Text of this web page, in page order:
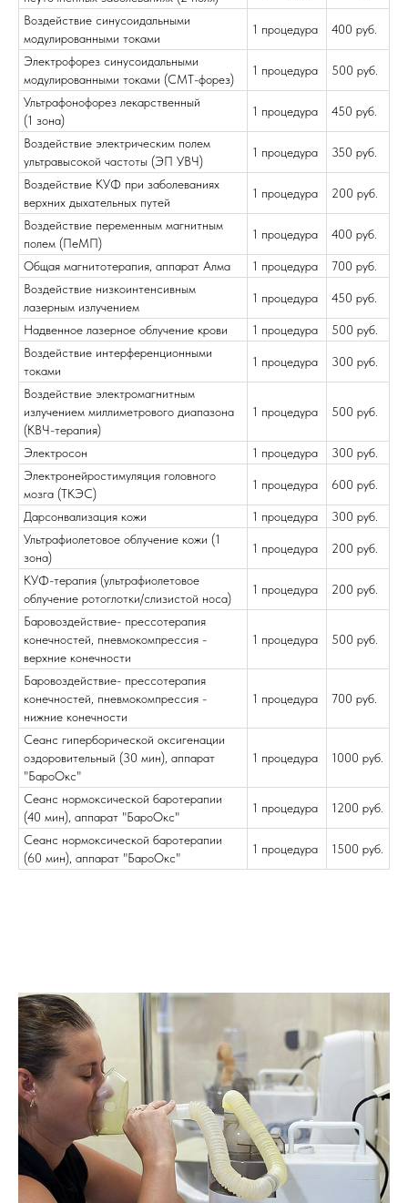
Воздействие синусоидальными
модулированными токами
1 процедура 400 руб.
Электрофорез синусоидальными
модулированными токами (СМТ-форез)
1 процедура 500 руб.
Ультрафонофорез лекарственный
(1 зона)
1 процедура 450 руб.
Воздействие электрическим полем
ультравысокой частоты (ЭП УВЧ)
1 процедура 350 руб.
Воздействие КУФ при заболеваниях
верхних дыхательных путей
1 процедура 200 руб.
Воздействие переменным магнитным
полем (ПеМП)
1 процедура 400 руб.
Общая магнитотерапия, аппарат Алма 1 процедура
700 руб.
Воздействие низкоинтенсивным
лазерным излучением
1 процедура 450 руб.
Надвенное лазерное облучение крови 1 процедура
500 руб.
Воздействие интерференционными
токами
1 процедура 300 руб.
Воздействие электромагнитным
излучением миллиметрового диапазона
(КВЧ-терапия)
1 процедура 500 руб.
Электросон 1 процедура
300 руб.
Электронейростимуляция головного
мозга (ТКЭС)
1 процедура 600 руб.
Дарсонвализация кожи 1 процедура
300 руб.
Ультрафиолетовое облучение кожи (1
зона)
1 процедура 200 руб.
КУФ-терапия (ультрафиолетовое
облучение ротоглотки/слизистой носа)
1 процедура 200 руб.
Баровоздействие- прессотерапия
конечностей, пневмокомпрессия -
верхние конечности
1 процедура 500 руб.
Баровоздействие- прессотерапия
конечностей, пневмокомпрессия -
нижние конечности
1 процедура 700 руб.
Сеанс гиперборической оксигенации
оздоровительный (30 мин), аппарат
"БароОкс"
1 процедура 1000 руб.
Сеанс нормоксической баротерапии
(40 мин), аппарат "БароОкс"
1 процедура 1200 руб.
Сеанс нормоксической баротерапии
(60 мин), аппарат "БароОкс"
1 процедура 1500 руб.